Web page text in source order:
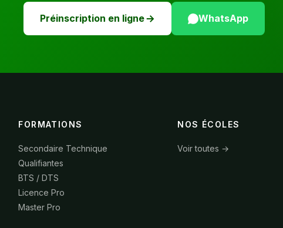
Préinscription en ligne WhatsApp
FORMATIONS
Secondaire Technique
Qualifiantes
BTS / DTS
Licence Pro
Master Pro
NOS ÉCOLES
Voir toutes →